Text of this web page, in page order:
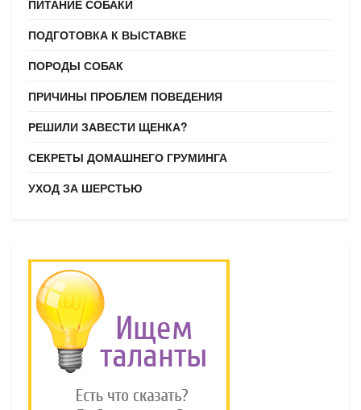
ПИТАНИЕ СОБАКИ
ПОДГОТОВКА К ВЫСТАВКЕ
ПОРОДЫ СОБАК
ПРИЧИНЫ ПРОБЛЕМ ПОВЕДЕНИЯ
РЕШИЛИ ЗАВЕСТИ ЩЕНКА?
СЕКРЕТЫ ДОМАШНЕГО ГРУМИНГА
УХОД ЗА ШЕРСТЬЮ